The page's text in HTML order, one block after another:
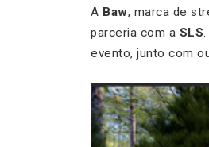
A Baw, marca de
parceria com a SLS
evento, junto com